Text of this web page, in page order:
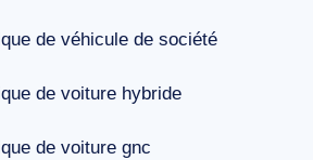
de véhicule de société
de voiture hybride
de voiture gnc